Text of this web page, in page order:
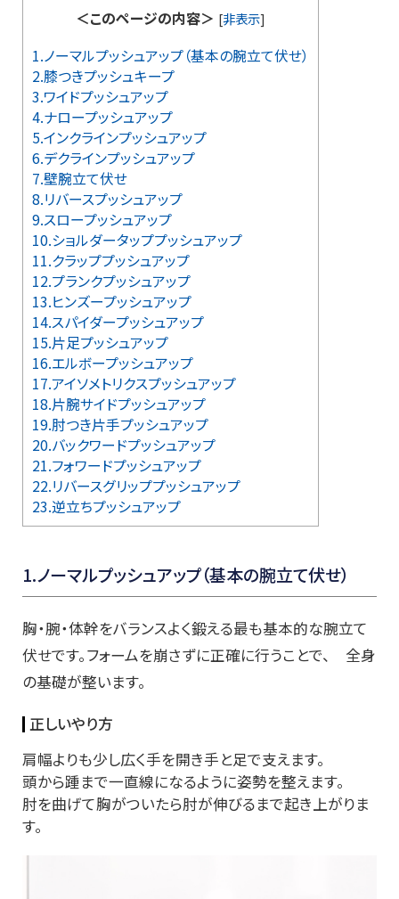
＜このページの内容＞ [非表示]
1.ノーマルプッシュアップ（基本の腕立て伏せ）
2.膝つきプッシュキープ
3.ワイドプッシュアップ
4.ナロープッシュアップ
5.インクラインプッシュアップ
6.デクラインプッシュアップ
7.壁腕立て伏せ
8.リバースプッシュアップ
9.スロープッシュアップ
10.ショルダータッププッシュアップ
11.クラッププッシュアップ
12.プランクプッシュアップ
13.ヒンズープッシュアップ
14.スパイダープッシュアップ
15.片足プッシュアップ
16.エルボープッシュアップ
17.アイソメトリクスプッシュアップ
18.片腕サイドプッシュアップ
19.肘つき片手プッシュアップ
20.バックワードプッシュアップ
21.フォワードプッシュアップ
22.リバースグリッププッシュアップ
23.逆立ちプッシュアップ
1.ノーマルプッシュアップ（基本の腕立て伏せ）
胸・腕・体幹をバランスよく鍛える最も基本的な腕立て
伏せです。フォームを崩さずに正確に行うことで、 全身
の基礎が整います。
正しいやり方
肩幅よりも少し広く手を開き手と足で支えます。
頭から踵まで一直線になるように姿勢を整えます。
肘を曲げて胸がついたら肘が伸びるまで起き上がりま
す。